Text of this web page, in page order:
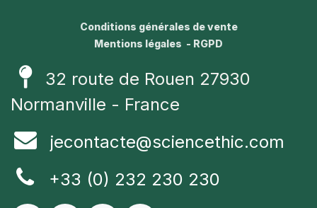
Conditions générales de vente
Mentions légales - RGPD
32 route de Rouen 27930
Normanville - France
jecontacte@sciencethic.com
+33 (0) 232 230 230